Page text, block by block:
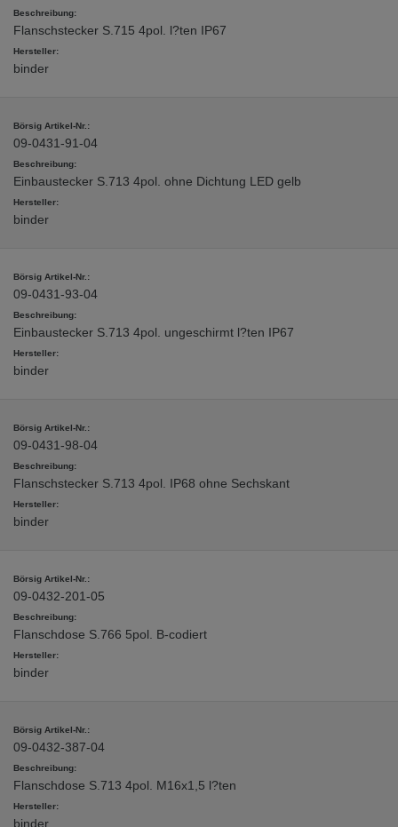
Flanschstecker S.715 4pol. l?ten IP67
binder
09-0431-91-04
Einbaustecker S.713 4pol. ohne Dichtung LED gelb
binder
09-0431-93-04
Einbaustecker S.713 4pol. ungeschirmt l?ten IP67
binder
09-0431-98-04
Flanschstecker S.713 4pol. IP68 ohne Sechskant
binder
09-0432-201-05
Flanschdose S.766 5pol. B-codiert
binder
09-0432-387-04
Flanschdose S.713 4pol. M16x1,5 l?ten
binder